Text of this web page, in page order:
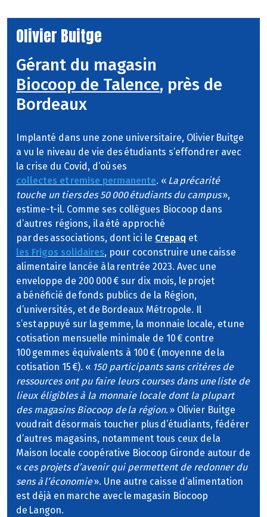
Olivier Buitge
Gérant du magasin
Biocoop de Talence, près de
Bordeaux
Implanté dans une zone universitaire, Olivier Buitge
a vu le niveau de vie des étudiants s’effondrer avec
la crise du Covid, d’où ses
collectes et remise permanente. « La précarité
touche un tiers des 50 000 étudiants du campus»,
estime-t-il. Comme ses collègues Biocoop dans
d’autres régions, il a été approché
par des associations, dont ici le Crepaq et
les Frigos solidaires, pour coconstruire une caisse
alimentaire lancée à la rentrée 2023. Avec une
enveloppe de 200 000 € sur dix mois, le projet
a bénéficié de fonds publics de la Région,
d’universités, et de Bordeaux Métropole. Il
s’est appuyé sur la gemme, la monnaie locale, et une
cotisation mensuelle minimale de 10 € contre
100 gemmes équivalents à 100 € (moyenne de la
cotisation 15 €). « 150 participants sans critères de
ressources ont pu faire leurs courses dans une liste de
lieux éligibles à la monnaie locale dont la plupart
des magasins Biocoop de la région.» Olivier Buitge
voudrait désormais toucher plus d’étudiants, fédérer
d’autres magasins, notamment tous ceux de la
Maison locale coopérative Biocoop Gironde autour de
« ces projets d’avenir qui permettent de redonner du
sens à l’économie». Une autre caisse d’alimentation
est déjà en marche avec le magasin Biocoop
de Langon.